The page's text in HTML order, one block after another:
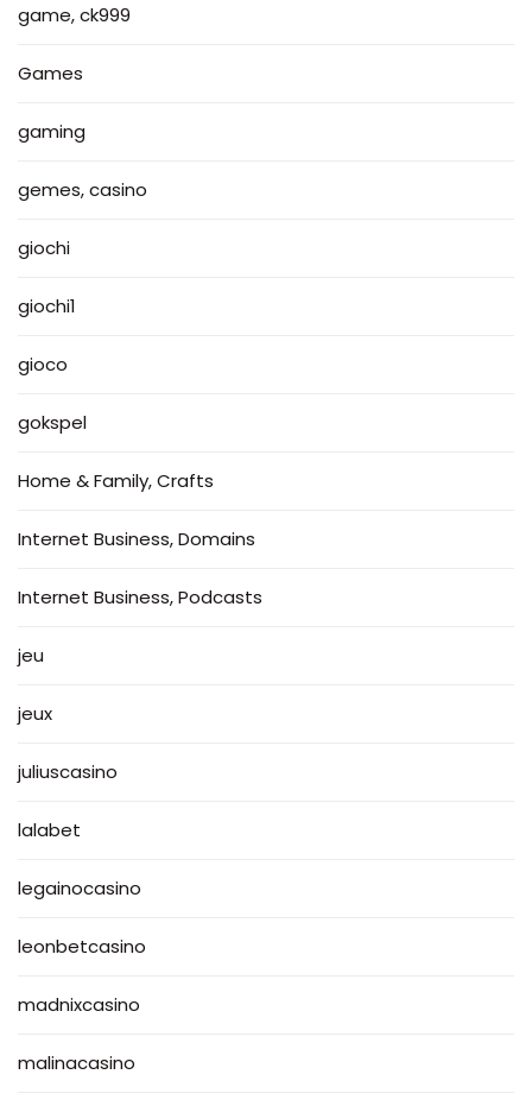
game, ck999
Games
gaming
gemes, casino
giochi
giochi1
gioco
gokspel
Home & Family, Crafts
Internet Business, Domains
Internet Business, Podcasts
jeu
jeux
juliuscasino
lalabet
legainocasino
leonbetcasino
madnixcasino
malinacasino